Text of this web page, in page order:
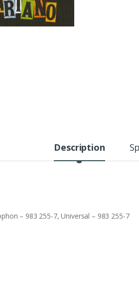
Description
– 983 255-7, Universal – 983 255-7